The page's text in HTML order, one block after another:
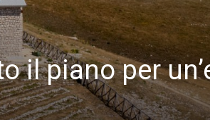
il piano per